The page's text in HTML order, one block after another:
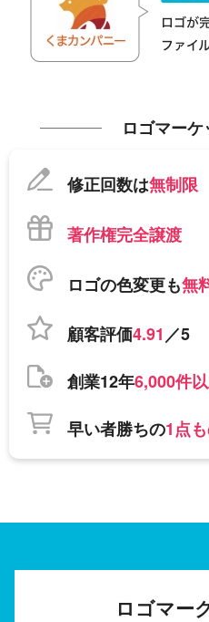
ロゴマー
修正回数は無制限
著作権完全譲渡
ロゴの色変更も無
顧客評価4.91／5
創業12年6,000件
早い者勝ちの1点
ロゴマー